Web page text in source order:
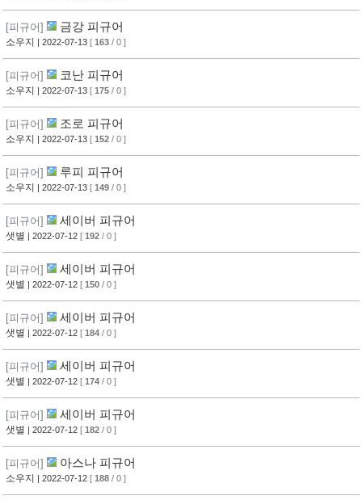
[피규어] 금강 피규어
소우지 | 2022-07-13 [ 163 / 0 ]
[피규어] 코난 피규어
소우지 | 2022-07-13 [ 175 / 0 ]
[피규어] 조로 피규어
소우지 | 2022-07-13 [ 152 / 0 ]
[피규어] 루피 피규어
소우지 | 2022-07-13 [ 149 / 0 ]
[피규어] 세이버 피규어
샛별 | 2022-07-12 [ 192 / 0 ]
[피규어] 세이버 피규어
샛별 | 2022-07-12 [ 150 / 0 ]
[피규어] 세이버 피규어
샛별 | 2022-07-12 [ 184 / 0 ]
[피규어] 세이버 피규어
샛별 | 2022-07-12 [ 174 / 0 ]
[피규어] 세이버 피규어
샛별 | 2022-07-12 [ 182 / 0 ]
[피규어] 아스나 피규어
소우지 | 2022-07-12 [ 188 / 0 ]